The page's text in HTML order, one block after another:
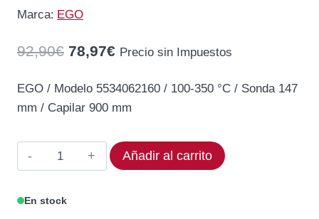
Marca: EGO
92,90€ El
original
92,90€.
78,97€El
78,97€.
Precio sin Impuestos
EGO / Modelo 5534062160 / 100-350 °C / Sonda 147
mm / Capilar 900 mm
Termostato
EGO
Rango
Añadir al carrito
En stock